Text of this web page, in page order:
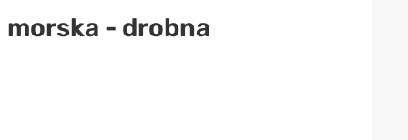
- drobna